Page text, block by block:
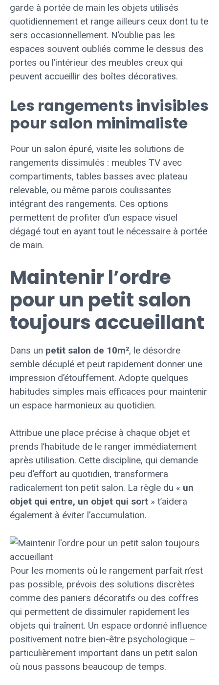
garde à portée de main les objets utilisés
quotidiennement et range ailleurs ceux dont tu te
sers occasionnellement. N’oublie pas les
espaces souvent oubliés comme le dessus des
portes ou l’intérieur des meubles creux qui
peuvent accueillir des boîtes décoratives.
Les rangements invisibles
pour salon minimaliste
Pour un salon épuré, visite les solutions de
rangements dissimulés : meubles TV avec
compartiments, tables basses avec plateau
relevable, ou même parois coulissantes
intégrant des rangements. Ces options
permettent de profiter d’un espace visuel
dégagé tout en ayant tout le nécessaire à portée
de main.
Maintenir l’ordre
pour un petit salon
toujours accueillant
Dans un petit salon de 10m², le désordre
semble décuplé et peut rapidement donner une
impression d’étouffement. Adopte quelques
habitudes simples mais efficaces pour maintenir
un espace harmonieux au quotidien.
Attribue une place précise à chaque objet et
prends l’habitude de le ranger immédiatement
après utilisation. Cette discipline, qui demande
peu d’effort au quotidien, transformera
radicalement ton petit salon. La règle du « un
objet qui entre, un objet qui sort » t’aidera
également à éviter l’accumulation.
Pour les moments où le rangement parfait n’est
pas possible, prévois des solutions discrètes
comme des paniers décoratifs ou des coffres
qui permettent de dissimuler rapidement les
objets qui traînent. Un espace ordonné influence
positivement notre bien-être psychologique –
particulièrement important dans un petit salon
où nous passons beaucoup de temps.